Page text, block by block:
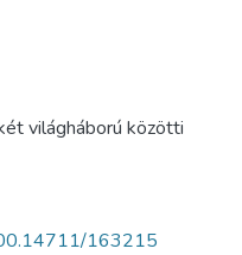
világháború közötti
163215